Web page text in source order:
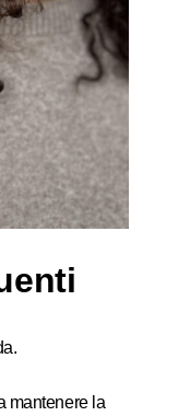
mantenere la